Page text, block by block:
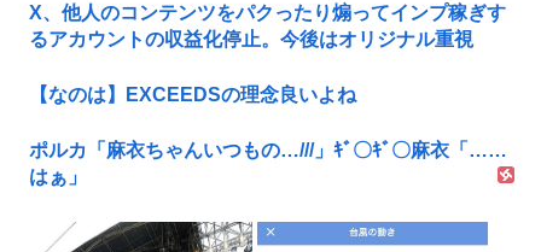
X、他人のコンテンツをパクったり煽ってインプ稼ぎす
るアカウントの収益化停止。今後はオリジナル重視
【なのは】EXCEEDSの理念良いよね
ポルカ「麻衣ちゃんいつもの…///」ｷﾞ〇ｷﾞ〇麻衣「……
はぁ」